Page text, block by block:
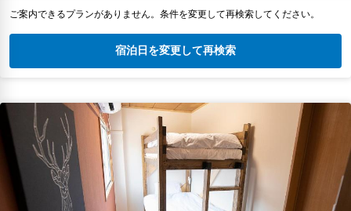
ご案内できるプランがありません。条件を変更して再検索してください。
宿泊日を変更して再検索